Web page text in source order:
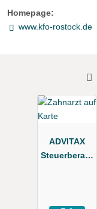
Homepage:
www.kfo-rostock.de
ADVITAX
Steuerberatu